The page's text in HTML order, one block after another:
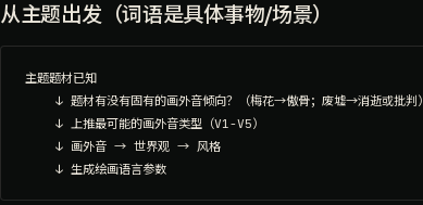
从主题出发（词语是具体事物/场景）
主题题材已知
    ↓ 题材有没有固有的画外音倾向？（梅花→傲骨；废墟→消逝或批判）
    ↓ 上推最可能的画外音类型（V1-V5）
    ↓ 画外音 → 世界观 → 风格